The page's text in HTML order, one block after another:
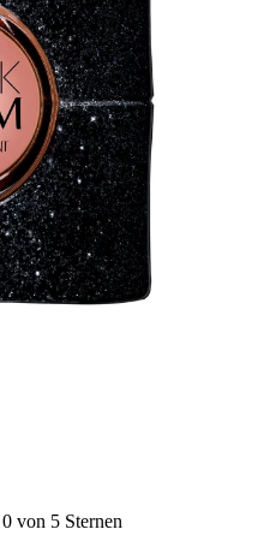
von 5 Sternen